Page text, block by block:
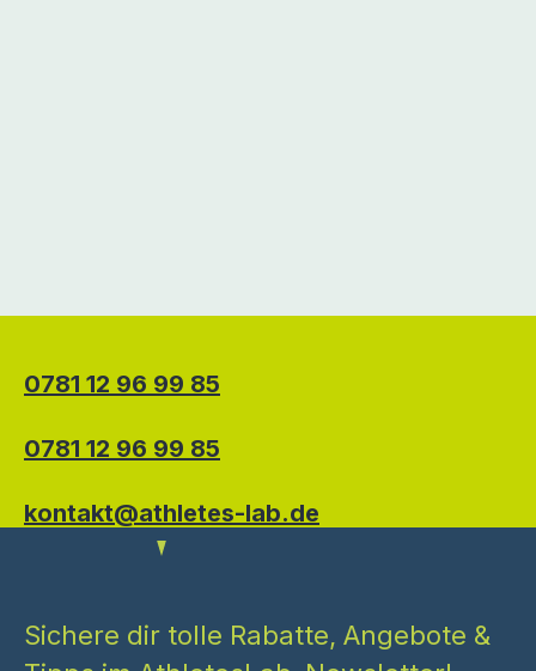
0781 12 96 99 85
0781 12 96 99 85
kontakt@athletes-lab.de
Sichere dir tolle Rabatte, Angebote &